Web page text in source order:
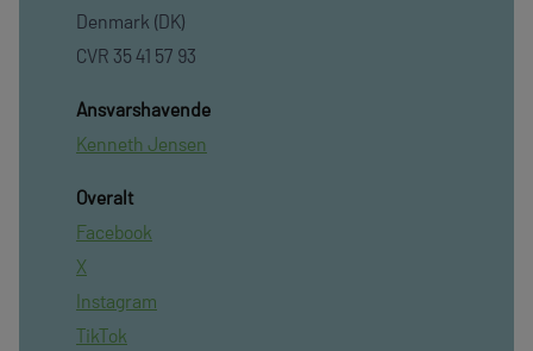
Denmark (DK)
CVR 35 41 57 93
Ansvarshavende
Kenneth Jensen
Overalt
Facebook
X
Instagram
TikTok